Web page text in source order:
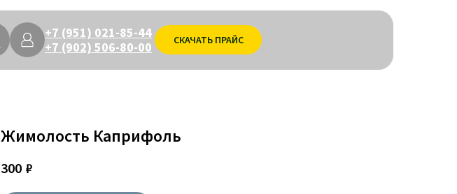
+7 (951) 021-85-44
+7 (902) 506-80-00
СКАЧАТЬ ПРАЙС
Жимолость Каприфоль
300 ₽